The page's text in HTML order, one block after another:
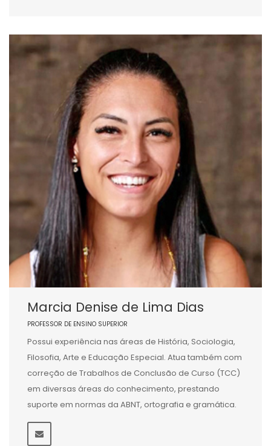
Marcia Denise de Lima Dias
PROFESSOR DE ENSINO SUPERIOR
Possui experiência nas áreas de História, Sociologia,
Filosofia, Arte e Educação Especial. Atua também com
correção de Trabalhos de Conclusão de Curso (TCC)
em diversas áreas do conhecimento, prestando
suporte em normas da ABNT, ortografia e gramática.